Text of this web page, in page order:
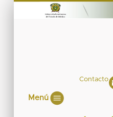
Contacto
Menú